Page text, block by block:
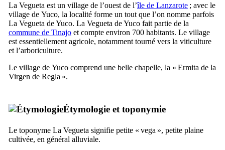
La Vegueta est un village de l’ouest de l’île de Lanzarote ; avec le
village de Yuco, la localité forme un tout que l’on nomme parfois
La Vegueta de Yuco. La Vegueta de Yuco fait partie de la
commune de Tinajo et compte environ 700 habitants. Le village
est essentiellement agricole, notamment tourné vers la viticulture
et l’arboriculture.
Le village de Yuco comprend une belle chapelle, la « Ermita de la
Virgen de Regla ».
Étymologie et toponymie
Le toponyme La Vegueta signifie petite « vega », petite plaine
cultivée, en général alluviale.